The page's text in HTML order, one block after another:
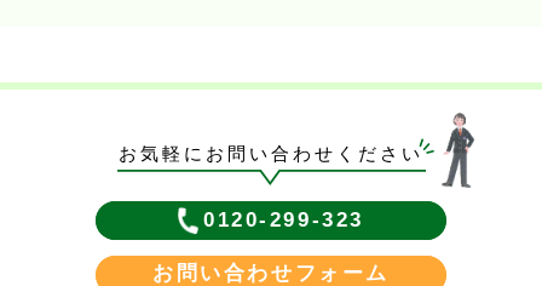
お気軽にお問い合わせください
0120-299-323
お問い合わせフォーム